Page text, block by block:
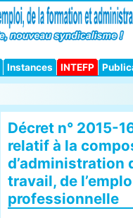
Instances INTEFP
Décret n° 2015-
relatif à la
d’administration
travail, de
professionnelle